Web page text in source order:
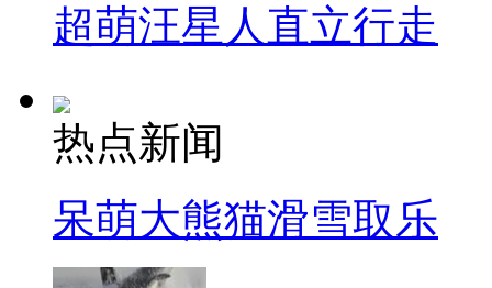
超萌汪星人直立行走
热点新闻
呆萌大熊猫滑雪取乐